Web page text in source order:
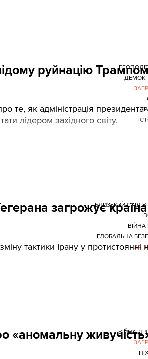
руйнацію Трампом
те, як адміністрація президента
лідером західного світу.
загрожує
тактики Ірану у протистоянні
БЛИЗЬКИЙ СХІД
ВІЙНА
ГЛОБАЛЬНА
«аномальну
ВІЙНА